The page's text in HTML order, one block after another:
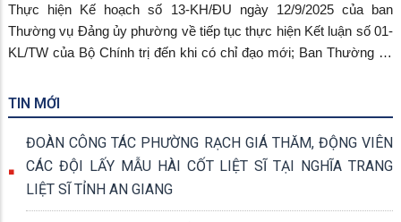
Thực hiện Kế hoạch số 13-KH/ĐU ngày 12/9/2025 của ban
Thường vụ Đảng ủy phường về tiếp tục thực hiện Kết luận số 01-
KL/TW của Bộ Chính trị đến khi có chỉ đạo mới; Ban Thường vụ
đề toàn khóa, Chuyên đề năm 2024 – 2025. Cả hệ thống chính trị
phường tập trung triển khai, quán triệt đến các chi đảng bộ, cán
bộ đảng viên, công chức viên chức học tập và làm theo Bác Hồ
Và Bác Tôn với nhiều hình thức đa dạng, phong phú và thiết thực.
TIN MỚI
ĐOÀN CÔNG TÁC PHƯỜNG RẠCH GIÁ THĂM, ĐỘNG VIÊN
CÁC ĐỘI LẤY MẪU HÀI CỐT LIỆT SĨ TẠI NGHĨA TRANG
LIỆT SĨ TỈNH AN GIANG